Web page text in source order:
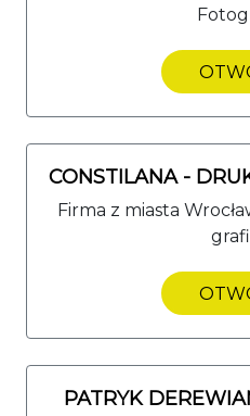
CONSTILANA -
Firma z miasta
PATRYK